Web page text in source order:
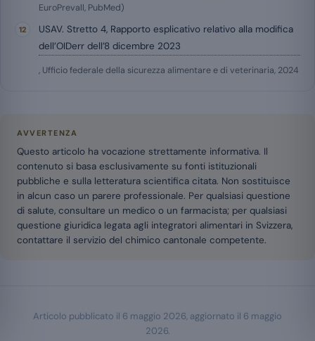
EuroPrevall, PubMed)
USAV. Stretto 4, Rapporto esplicativo relativo alla modifica
dell’OIDerr dell’8 dicembre 2023
, Ufficio federale della sicurezza alimentare e di veterinaria, 2024
AVVERTENZA
Questo articolo ha vocazione strettamente informativa. Il
contenuto si basa esclusivamente su fonti istituzionali
pubbliche e sulla letteratura scientifica citata. Non sostituisce
in alcun caso un parere professionale. Per qualsiasi questione
di salute, consultare un medico o un farmacista; per qualsiasi
questione giuridica legata agli integratori alimentari in Svizzera,
contattare il servizio del chimico cantonale competente.
Articolo pubblicato il 6 maggio 2026, aggiornato il 6 maggio
2026.